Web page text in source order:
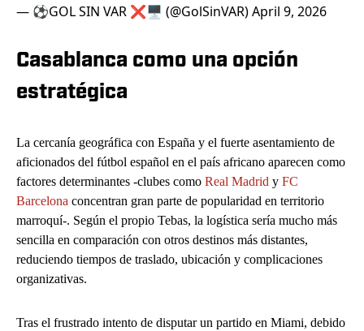
— ⚽GOL SIN VAR ❌🖥️ (@GolSinVAR)April 9, 2026
Casablanca como una opción
estratégica
La cercanía geográfica con España y el fuerte asentamiento de
aficionados del fútbol español en el país africano aparecen como
factores determinantes -clubes como Real Madrid y FC
Barcelona concentran gran parte de popularidad en territorio
marroquí-. Según el propio Tebas, la logística sería mucho más
sencilla en comparación con otros destinos más distantes,
reduciendo tiempos de traslado, ubicación y complicaciones
organizativas.
Tras el frustrado intento de disputar un partido en Miami, debido